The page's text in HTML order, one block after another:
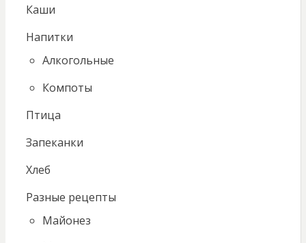
Каши
Напитки
Алкогольные
Компоты
Птица
Запеканки
Хлеб
Разные рецепты
Майонез